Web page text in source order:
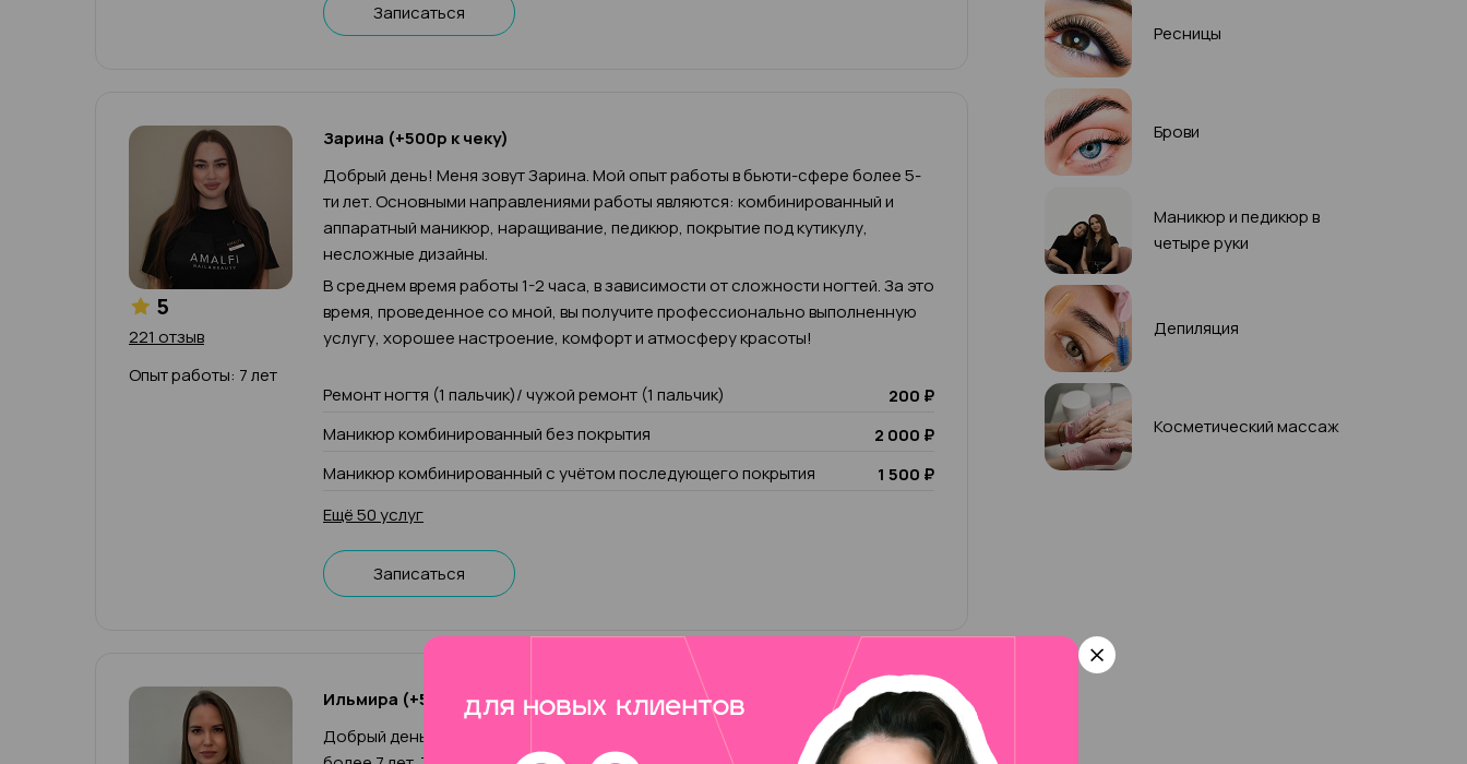
Записаться
5
221 отзыв
Опыт работы: 7 лет
Зарина (+500р к чеку)
Добрый день! Меня зовут Зарина. Мой опыт работы в бьюти-сфере более 5-
ти лет. Основными направлениями работы являются: комбинированный и
аппаратный маникюр, наращивание, педикюр, покрытие под кутикулу,
несложные дизайны.
В среднем время работы 1-2 часа, в зависимости от сложности ногтей. За это
время, проведенное со мной, вы получите профессионально выполненную
услугу, хорошее настроение, комфорт и атмосферу красоты!
Ремонт ногтя (1 пальчик)/ чужой ремонт (1 пальчик)
200 ₽
Маникюр комбинированный без покрытия
2 000 ₽
Маникюр комбинированный с учётом последующего покрытия
1 500 ₽
Ещё 50 услуг
Записаться
Ильмира (+500р к чеку)
Добрый день! Меня зовут Ильмира, мой опыт работы в бьюти-сфере уже
Ресницы
Брови
Маникюр и педикюр в
четыре руки
Депиляция
Косметический массаж